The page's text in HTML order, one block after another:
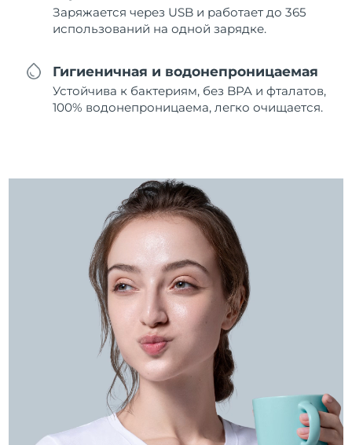
Заряжается через USB и работает до 365
использований на одной зарядке.
Гигиеничная и водонепроницаемая
Устойчива к бактериям, без BPA и фталатов,
100% водонепроницаема, легко очищается.